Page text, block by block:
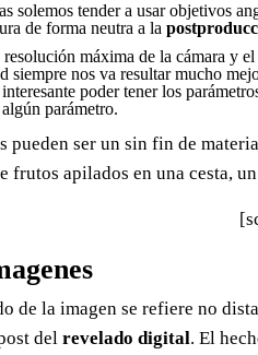
solemos tender a usar objetivos
de forma neutra a la
máxima de la cámara y
siempre nos va resultar mucho
poder tener los
parámetro.
pueden ser un sin fin de
frutos apilados en una cesta,
de la imagen se refiere no
del revelado digital. El